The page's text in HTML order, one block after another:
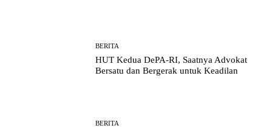
BERITA
HUT Kedua DePA-RI, Saatnya Advokat
Bersatu dan Bergerak untuk Keadilan
BERITA